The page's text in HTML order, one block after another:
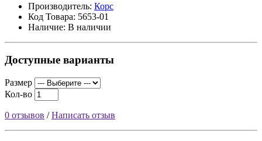
Производитель: Корс
Код Товара: 5653-01
Наличие: В наличии
Доступные варианты
Размер
Кол-во
0 отзывов /Написать отзыв